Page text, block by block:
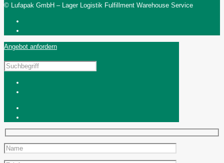
© Lufapak GmbH – Lager Logistik Fulfillment Warehouse Service
Angebot anfordern